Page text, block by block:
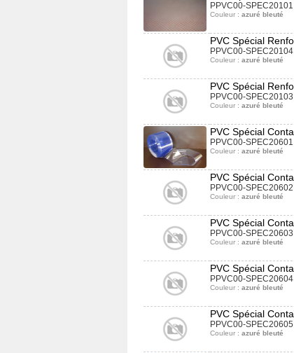
PPVC00-SPEC20101
Couleur : azuré bleuté
PVC Spécial
PPVC00-SPEC20104
Couleur : azuré bleuté
PVC Spécial
PPVC00-SPEC20103
Couleur : azuré bleuté
PVC Spécial
PPVC00-SPEC20601
Couleur : azuré bleuté
PVC Spécial
PPVC00-SPEC20602
Couleur : azuré bleuté
PVC Spécial
PPVC00-SPEC20603
Couleur : azuré bleuté
PVC Spécial
PPVC00-SPEC20604
Couleur : azuré bleuté
PVC Spécial
PPVC00-SPEC20605
Couleur : azuré bleuté